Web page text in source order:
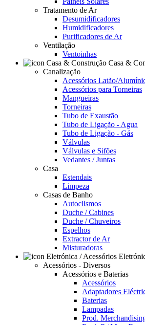
Tratamento de Ar
Desumidificadores
Humidificadores
Purificadores de Ar
Ventilação
Ventoinhas
Casa &
Canalização
Acessórios Latão/
Acessórios para Torneiras
Mangueiras
Torneiras
Tubo de Exaustão
Tubo de Ligação - Agua
Tubo de Ligação - Gás
Válvulas
Válvulas e Sifões
Vedantes / Juntas
Casa
Estendais
Limpeza
Casas de Banho
Autoclismos
Duche / Cabines
Duche / Chuveiros
Espelhos
Extractor de Ar
Misturadoras
Acessórios - Diversos
Acessórios e Baterias
Acessórios
Adaptadores
Baterias
Lampadas
Prod.